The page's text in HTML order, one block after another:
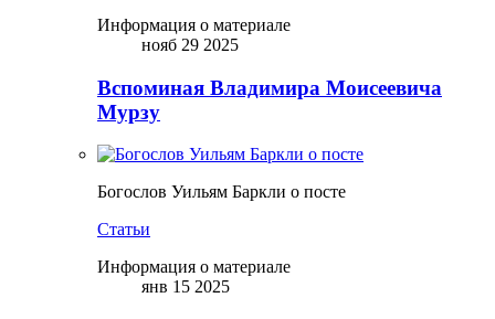
Информация о материале
нояб 29 2025
Вспоминая Владимира Моисеевича
Мурзу
Богослов Уильям Баркли о посте
Статьи
Информация о материале
янв 15 2025